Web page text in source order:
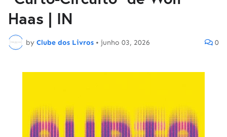
Haas | IN
by Clube dos Livros • junho 03, 2026 0